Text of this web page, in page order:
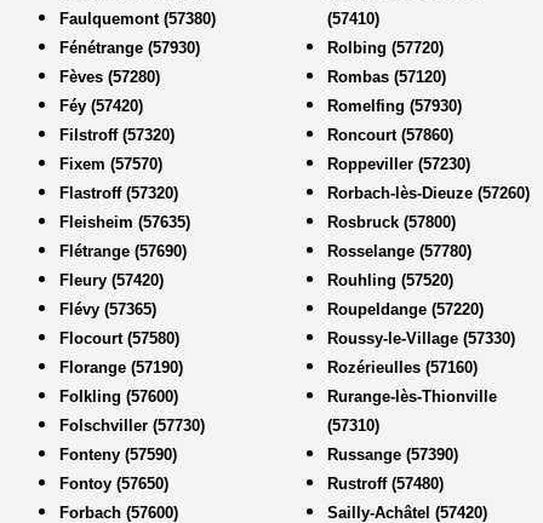
Faulquemont (57380)
Fénétrange (57930)
Fèves (57280)
Féy (57420)
Filstroff (57320)
Fixem (57570)
Flastroff (57320)
Fleisheim (57635)
Flétrange (57690)
Fleury (57420)
Flévy (57365)
Flocourt (57580)
Florange (57190)
Folkling (57600)
Folschviller (57730)
Fonteny (57590)
Fontoy (57650)
Forbach (57600)
(57410)
Rolbing (57720)
Rombas (57120)
Romelfing (57930)
Roncourt (57860)
Roppeviller (57230)
Rorbach-lès-Dieuze (57260)
Rosbruck (57800)
Rosselange (57780)
Rouhling (57520)
Roupeldange (57220)
Roussy-le-Village (57330)
Rozérieulles (57160)
Rurange-lès-Thionville
(57310)
Russange (57390)
Rustroff (57480)
Sailly-Achâtel (57420)